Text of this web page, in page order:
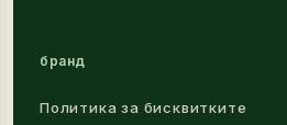
бранд
Политика за бисквитките